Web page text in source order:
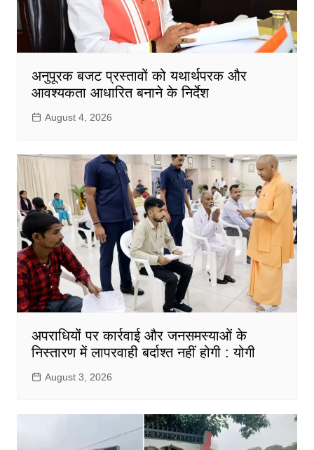
अनुपूरक बजट प्रस्तावों को यथार्थपरक और
आवश्यकता आधारित बनाने के निर्देश
August 4, 2026
अपराधियों पर कार्रवाई और जनसमस्याओं के
निस्तारण में लापरवाही बर्दाश्त नहीं होगी : योगी
August 3, 2026